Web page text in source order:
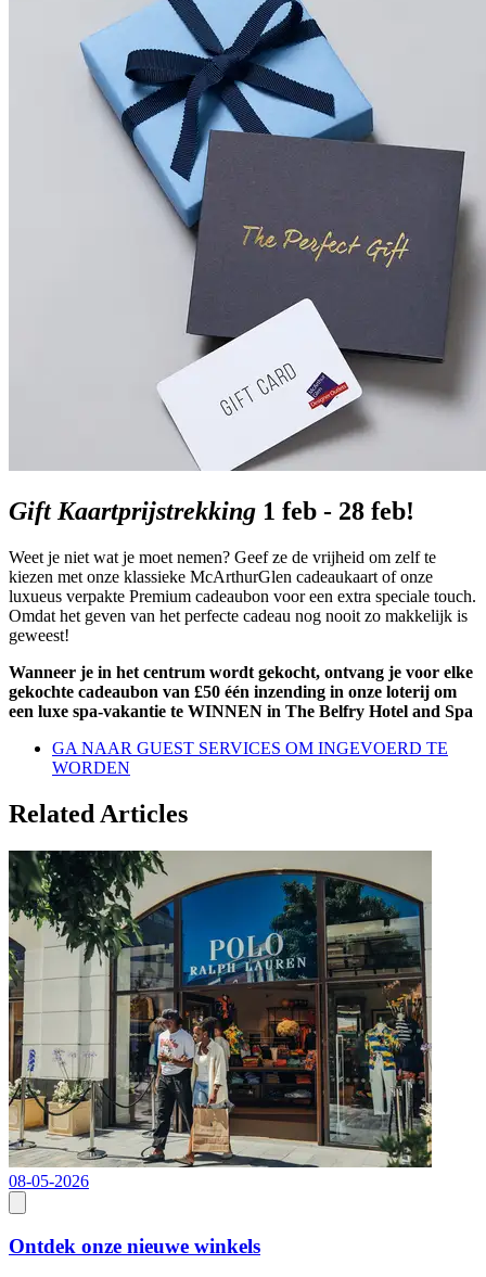
Gift Kaartprijstrekking 1 feb - 28 feb!
Weet je niet wat je moet nemen? Geef ze de vrijheid om zelf te
kiezen met onze klassieke McArthurGlen cadeaukaart of onze
luxueus verpakte Premium cadeaubon voor een extra speciale touch.
Omdat het geven van het perfecte cadeau nog nooit zo makkelijk is
geweest!
Wanneer je in het centrum wordt gekocht, ontvang je voor elke
gekochte cadeaubon van £50 één inzending in onze loterij om
een luxe spa-vakantie te WINNEN in The Belfry Hotel and Spa
GA NAAR GUEST SERVICES OM INGEVOERD TE
WORDEN
Related Articles
08-05-2026
Ontdek onze nieuwe winkels